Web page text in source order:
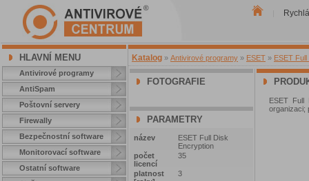
HLAVNÍ MENU
Antivirové programy
AntiSpam
Poštovní servery
Firewally
Bezpečnostní software
Monitorovací software
Ostatní software
Katalog » Antivirové programy » ESET » ESET
FOTOGRAFIE
PARAMETRY
název
ESET Full Disk
Encryption
počet
licencí
35
platnost
3
ESET Full
organizaci;